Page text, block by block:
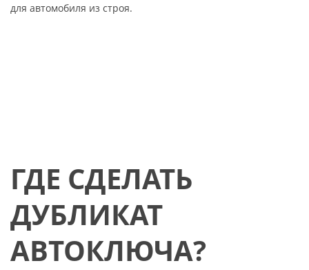
для автомобиля из строя.
ГДЕ СДЕЛАТЬ
ДУБЛИКАТ
АВТОКЛЮЧА?